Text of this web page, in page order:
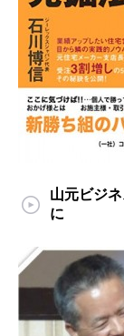
山元ビジ
に